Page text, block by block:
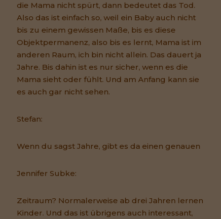
die Mama nicht spürt, dann bedeutet das Tod.
Also das ist einfach so, weil ein Baby auch nicht
bis zu einem gewissen Maße, bis es diese
Objektpermanenz, also bis es lernt, Mama ist im
anderen Raum, ich bin nicht allein. Das dauert ja
Jahre. Bis dahin ist es nur sicher, wenn es die
Mama sieht oder fühlt. Und am Anfang kann sie
es auch gar nicht sehen.
Stefan:
Wenn du sagst Jahre, gibt es da einen genauen
Jennifer Subke:
Zeitraum? Normalerweise ab drei Jahren lernen
Kinder. Und das ist übrigens auch interessant,